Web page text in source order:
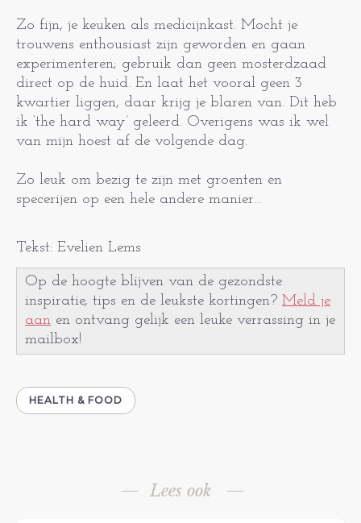
Zo fijn, je keuken als medicijnkast. Mocht je
trouwens enthousiast zijn geworden en gaan
experimenteren; gebruik dan geen mosterdzaad
direct op de huid. En laat het vooral geen 3
kwartier liggen, daar krijg je blaren van. Dit heb
ik ‘the hard way’ geleerd. Overigens was ik wel
van mijn hoest af de volgende dag.
Zo leuk om bezig te zijn met groenten en
specerijen op een hele andere manier…
Tekst: Evelien Lems
Op de hoogte blijven van de gezondste
inspiratie, tips en de leukste kortingen? Meld je
aan en ontvang gelijk een leuke verrassing in je
mailbox!
HEALTH & FOOD
Lees ook